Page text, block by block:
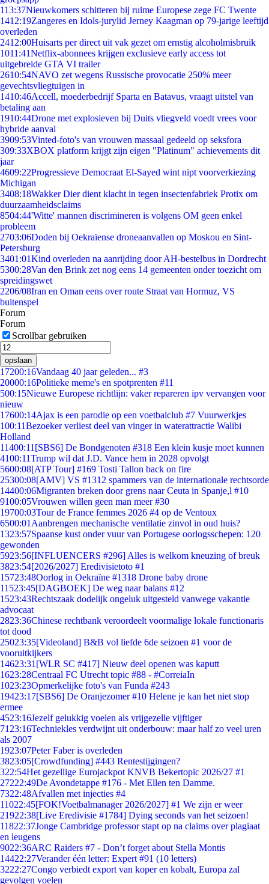
113:37Nieuwkomers schitteren bij ruime Europese zege FC Twente
1412:19Zangeres en Idols-jurylid Jerney Kaagman op 79-jarige leeftijd
overleden
2412:00Huisarts per direct uit vak gezet om ernstig alcoholmisbruik
1011:41Netflix-abonnees krijgen exclusieve early access tot
uitgebreide GTA VI trailer
2610:54NAVO zet wegens Russische provocatie 250% meer
gevechtsvliegtuigen in
1410:46Accell, moederbedrijf Sparta en Batavus, vraagt uitstel van
betaling aan
1910:44Drone met explosieven bij Duits vliegveld voedt vrees voor
hybride aanval
3909:53Vinted-foto's van vrouwen massaal gedeeld op seksfora
309:33XBOX platform krijgt zijn eigen "Platinum" achievements dit
jaar
4609:22Progressieve Democraat El-Sayed wint nipt voorverkiezing
Michigan
3408:18Wakker Dier dient klacht in tegen insectenfabriek Protix om
duurzaamheidsclaims
8504:44'Witte' mannen discrimineren is volgens OM geen enkel
probleem
2703:06Doden bij Oekraïense droneaanvallen op Moskou en Sint-
Petersburg
3401:01Kind overleden na aanrijding door AH-bestelbus in Dordrecht
5300:28Van den Brink zet nog eens 14 gemeenten onder toezicht om
spreidingswet
2206/08Iran en Oman eens over route Straat van Hormuz, VS
buitenspel
Forum
Forum
Scrollbar gebruiken
opslaan
17200:16Vandaag 40 jaar geleden... #3
20000:16Politieke meme's en spotprenten #11
500:15Nieuwe Europese richtlijn: vaker repareren ipv vervangen voor
nieuw
17600:14Ajax is een parodie op een voetbalclub #7 Vuurwerkjes
100:11Bezoeker verliest deel van vinger in waterattractie Walibi
Holland
11400:11 [SBS6] De Bondgenoten #318 Een klein kusje moet kunnen
4100:11Trump wil dat J.D. Vance hem in 2028 opvolgt
5600:08[ATP Tour] #169 Tosti Tallon back on fire
25300:08[AMV] VS #1312 spammers van de internationale rechtsorde
14400:06Migranten breken door grens naar Ceuta in Spanje,l #10
9100:05Vrouwen willen geen man meer #30
19700:03Tour de France femmes 2026 #4 op de Ventoux
6500:01 Aanbrengen mechanische ventilatie zinvol in oud huis?
1323:57Spaanse kust onder vuur van Portugese oorlogsschepen: 120
gewonden
5923:56[INFLUENCERS #296] Alles is welkom kneuzing of breuk
3823:54[2026/2027] Eredivisietoto #1
15723:48Oorlog in Oekraïne #1318 Drone baby drone
11523:45[DAGBOEK] De weg naar balans #12
1523:43Rechtszaak dodelijk ongeluk uitgesteld vanwege vakantie
advocaat
2823:36Chinese rechtbank veroordeelt voormalige lokale functionaris
tot dood
25023:35[Videoland] B&B vol liefde 6de seizoen #1 voor de
vooruitkijkers
14623:31 [WLR SC #417] Nieuw deel openen was kaputt
1623:28Centraal FC Utrecht topic #88 - #CorreiaIn
1023:23Opmerkelijke foto's van Funda #243
19423:17[SBS6] De Oranjezomer #10 Helene je kan het niet stop
ermee
4523:16Jezelf gelukkig voelen als vrijgezelle vijftiger
71 23:16Techniekles verdwijnt uit onderbouw: maar half zo veel uren
als 2007
1923:07Peter Faber is overleden
3823:05[Crowdfunding] #443 Rentestijgingen?
322:54Het gezellige Eurojackpot KNVB Bekertopic 2026/27 #1
27222:49De Avondetappe #176 - Met Ellen ten Damme.
7322:48Afvallen met injecties #4
11022:45[FOK!Voetbalmanager 2026/2027] #1 We zijn er weer
21922:38[Live Eredivisie #1784] Dying seconds van het seizoen!
11822:37Jonge Cambridge professor stapt op na claims over plagiaat
en leugens
9022:36ARC Raiders #7 - Don’t forget about Stella Montis
14422:27Verander één letter: Expert #91 (10 letters)
3222:27Congo verbiedt export van koper en kobalt, Europa zal
gevolgen voelen